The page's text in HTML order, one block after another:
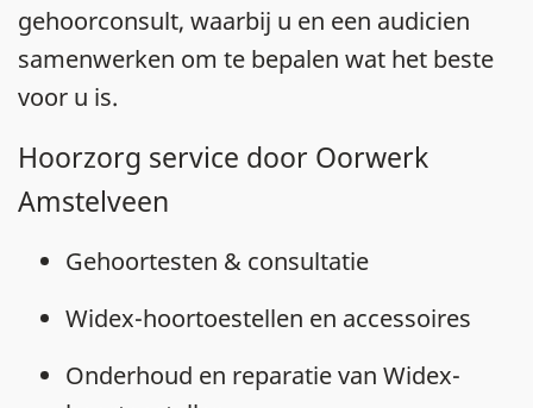
gehoorconsult, waarbij u en een audicien
samenwerken om te bepalen wat het beste
voor u is.
Hoorzorg service door Oorwerk
Amstelveen
Gehoortesten & consultatie
Widex-hoortoestellen en accessoires
Onderhoud en reparatie van Widex-